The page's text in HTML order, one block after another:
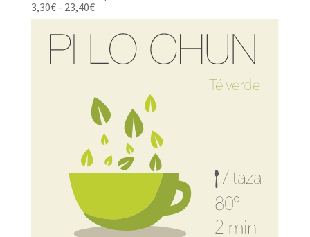
3,30€ - 23,40€Rango
de
precios:
desde
3,30€